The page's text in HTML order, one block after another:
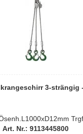
3-strängig
Art. Nr.: 9113445800